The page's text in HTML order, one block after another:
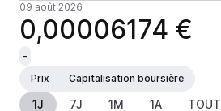
09 août 2026
0,00006174 €
-
Prix
Capitalisation boursière
1J 7J 1M 1A TOUT